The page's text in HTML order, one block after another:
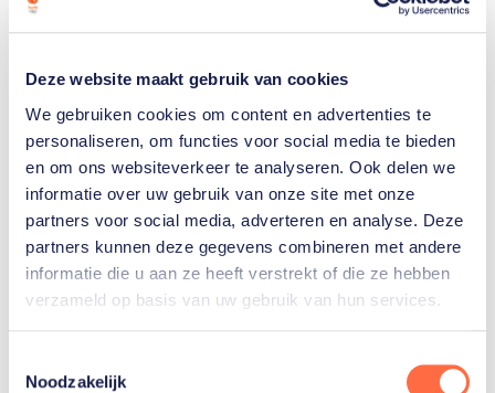
Deze website maakt gebruik van cookies
We gebruiken cookies om content en advertenties te
personaliseren, om functies voor social media te bieden
en om ons websiteverkeer te analyseren. Ook delen we
informatie over uw gebruik van onze site met onze
partners voor social media, adverteren en analyse. Deze
partners kunnen deze gegevens combineren met andere
informatie die u aan ze heeft verstrekt of die ze hebben
verzameld op basis van uw gebruik van hun services.
Noodzakelijk
Welke Nederlanders hebben er
ooit meegedaan aan de
Olympische Spelen?